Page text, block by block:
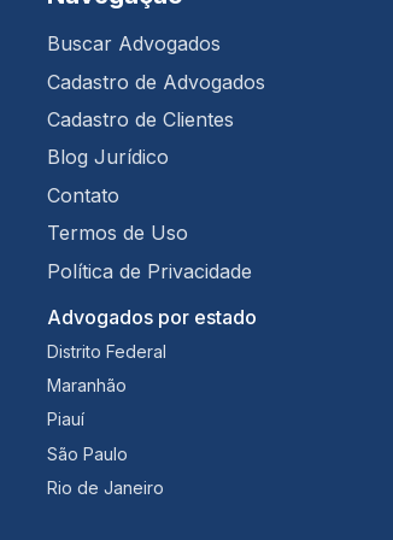
Buscar Advogados
Cadastro de Advogados
Cadastro de Clientes
Blog Jurídico
Contato
Termos de Uso
Política de Privacidade
Advogados por estado
Distrito Federal
Maranhão
Piauí
São Paulo
Rio de Janeiro